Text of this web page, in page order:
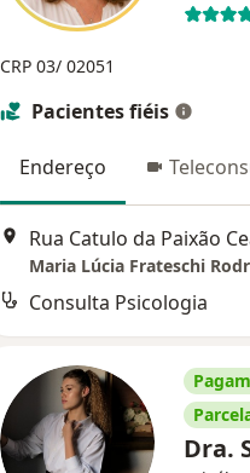
CRP 03/ 02051
Pacientes fiéis
Endereço
Consulta Psicologia
Dra.